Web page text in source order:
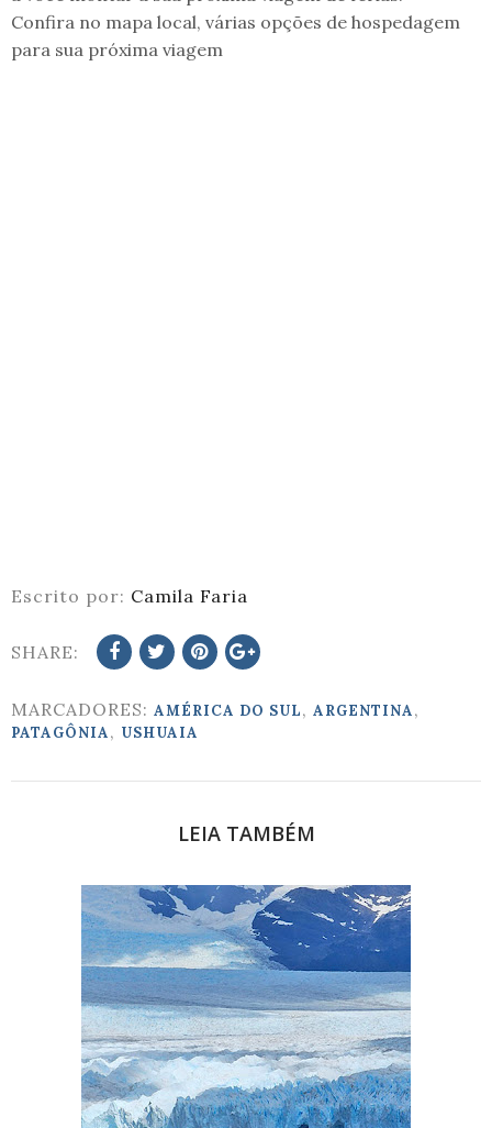
Confira no mapa local, várias opções de hospedagem
para sua próxima viagem
Escrito por: Camila Faria
SHARE:
MARCADORES: AMÉRICA DO SUL, ARGENTINA,
PATAGÔNIA, USHUAIA
LEIA TAMBÉM